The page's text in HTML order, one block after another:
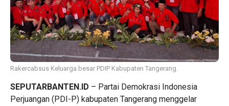
Rakercabsus Keluarga besar PDIP Kabupaten Tangerang.
SEPUTARBANTEN.ID – Partai Demokrasi Indonesia
Perjuangan (PDI-P) kabupaten Tangerang menggelar